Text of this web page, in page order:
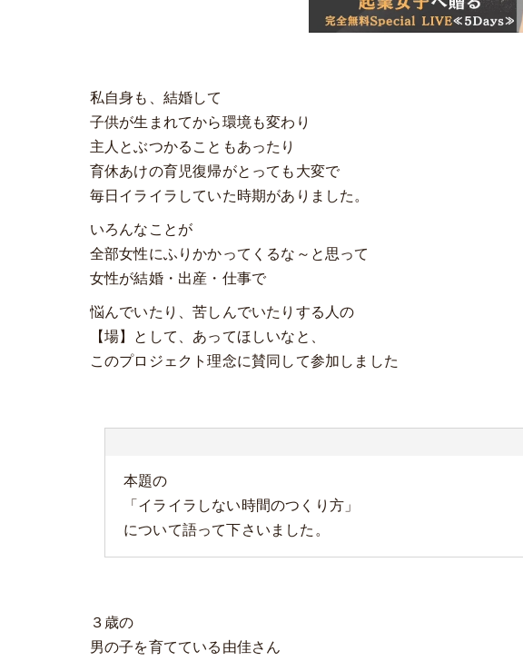
私自身も、結婚して
子供が生まれてから環境も変わり
主人とぶつかることもあったり
育休あけの育児復帰がとっても大変で
毎日イライラしていた時期がありました。
いろんなことが
全部女性にふりかかってくるな～と思って
女性が結婚・出産・仕事で
悩んでいたり、苦しんでいたりする人の
【場】として、あってほしいなと、
このプロジェクト理念に賛同して参加しました
本題の
「イライラしない時間のつくり方」
について語って下さいました。
３歳の
男の子を育てている由佳さん